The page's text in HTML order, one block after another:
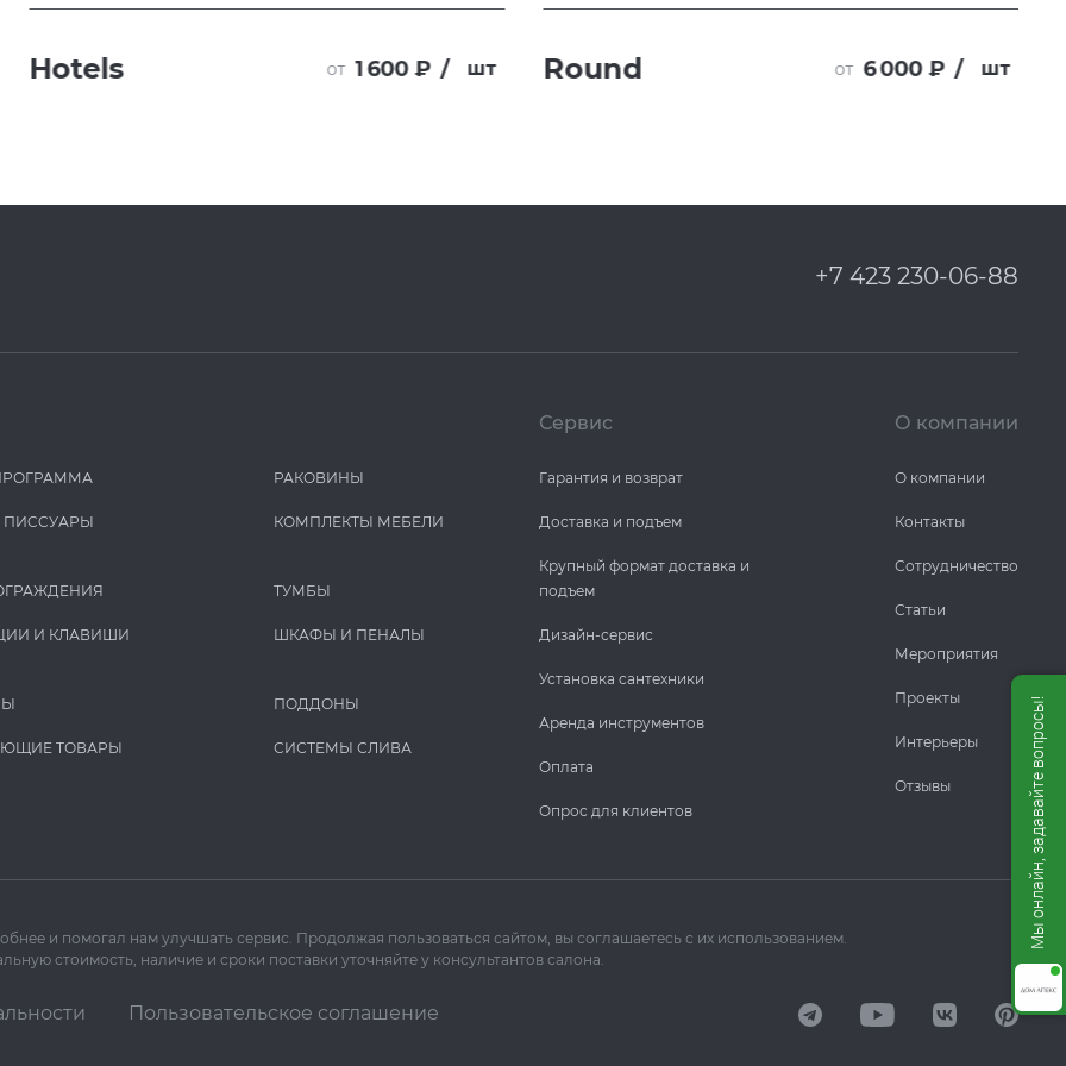
Hotels от 1 600 ₽ / шт Round от 6 000 ₽ / шт
+7 423 230-06-88
И КЛАВИШИ
ТОВАРЫ
РАКОВИНЫ
КОМПЛЕКТЫ МЕБЕЛИ
ТУМБЫ
ШКАФЫ И ПЕНАЛЫ
ПОДДОНЫ
СИСТЕМЫ СЛИВА
Сервис
Гарантия и возврат
Доставка и подъем
Крупный формат доставка и
подъем
Дизайн-сервис
Установка сантехники
Аренда инструментов
Оплата
Опрос для клиентов
О компании
О компании
Контакты
Сотрудничество
Статьи
Мероприятия
Проекты
Интерьеры
Отзывы
и помогал нам улучшать сервис. Продолжая пользоваться сайтом, вы соглашаетесь с их использованием.
стоимость, наличие и сроки поставки уточняйте у консультантов салона.
Пользовательское соглашение
Мы онлайн, задавайте вопросы!